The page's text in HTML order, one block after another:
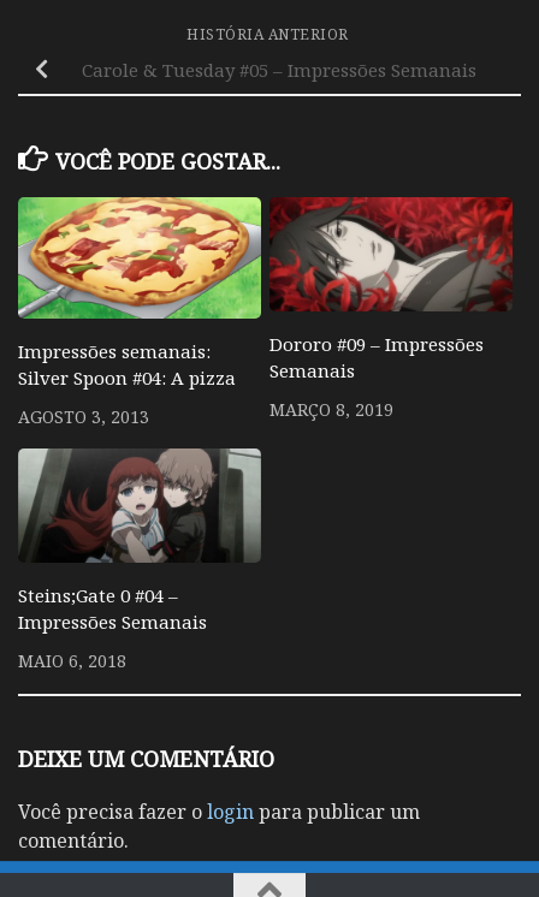
HISTÓRIA ANTERIOR
Carole & Tuesday #05 – Impressões Semanais
VOCÊ PODE GOSTAR...
Impressões semanais:
Silver Spoon #04: A pizza
AGOSTO 3, 2013
Dororo #09 – Impressões
Semanais
MARÇO 8, 2019
Steins;Gate 0 #04 –
Impressões Semanais
MAIO 6, 2018
DEIXE UM COMENTÁRIO
Você precisa fazer ologinpara publicar um
comentário.